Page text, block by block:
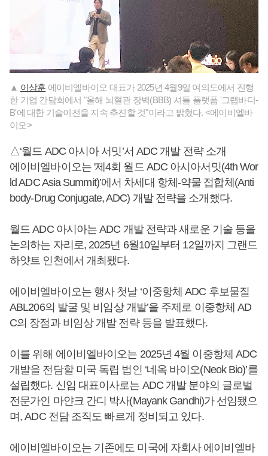
▲ 이상훈 에이비엘바이오 대표가 2025년 4월9일 여의도에서 진행
한 기업 간담회에서 "올해 뇌혈관 장벽(BBB) 셔틀 플랫폼 '그랩바디-
B'에 대한 기술이전을 지속 추진할 것"이라고 밝혔다. <에이비엘바
이오>
△‘월드 ADC 아시아 서밋’서 ADC 개발 전략 소개
에이비엘바이오는 '제4회 월드 ADC 아시아서밋(4th Wor
ld ADC Asia Summit)’에서 차세대 항체-약물 접합체(Anti
body-Drug Conjugate, ADC) 개발 전략을 소개했다.
월드 ADC 아시아는 ADC 개발 전략과 새로운 기술 등을
논의하는 자리로, 2025년 6월10일부터 12일까지 그랜드
하얏트 인천에서 개최됐다.
에이비엘바이오는 행사 첫날 ‘이중항체 ADC 후보물질
ABL206의 발굴 및 비임상 개발’을 주제로 이중항체 AD
C의 장점과 비임상 개발 전략 등을 발표했다.
이를 위해 에이비엘바이오는 2025년 4월 이중항체 ADC
개발을 전담할 미국 독립 법인 ‘네옥 바이오(Neok Bio)’를
설립했다. 신임 대표이사로는 ADC 개발 분야의 글로벌
전문가인 마얀크 간디 박사(Mayank Gandhi)가 선임됐으
며, ADC 전담 조직도 빠르게 정비되고 있다.
에이비엘바이오는 기존에도 미국에 자회사 에이비엘바